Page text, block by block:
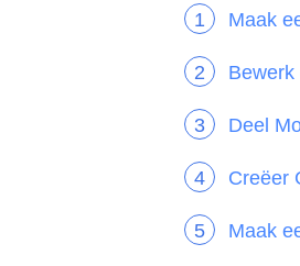
Maak
Deel
Creëer
Maak